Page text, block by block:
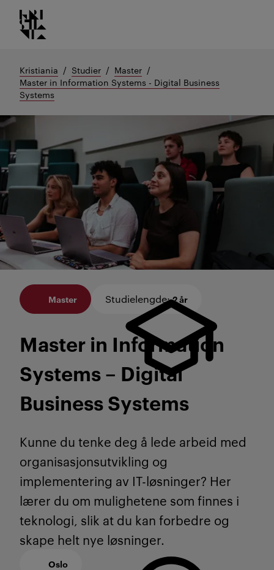
Gå
til
Kristiania logo
Kristiania Studier
Master
Master in Information Systems - Digital Business
Systems
Master Studielengde: 2 år
Master in Information
Systems – Digital
Business Systems
Kunne du tenke deg å lede arbeid med
organisasjonsutvikling og
implementering av IT-løsninger? Her
lærer du om mulighetene som finnes i
teknologi, slik at du kan forbedre og
skape helt nye løsninger.
Oslo